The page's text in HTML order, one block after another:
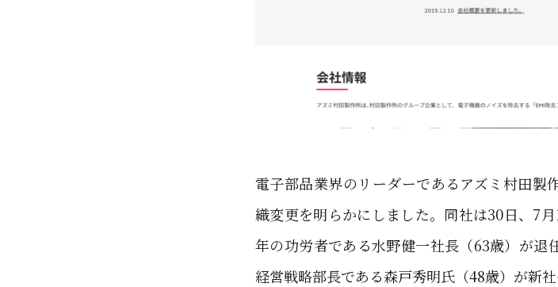
電子部品業界のリーダーであるアズミ村田製
織変更を明らかにしました。同社は30日、7
年の功労者である水野健一社長（63歳）が退
経営戦略部長である森戸秀明氏（48歳）が新